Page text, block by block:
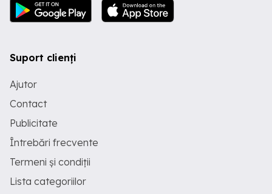
Suport clienți
Ajutor
Contact
Publicitate
Întrebări frecvente
Termeni și condiții
Lista categoriilor